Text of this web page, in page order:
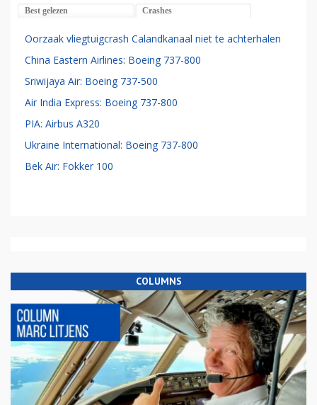
Best gelezen Crashes
Oorzaak vliegtuigcrash Calandkanaal niet te achterhalen
China Eastern Airlines: Boeing 737-800
Sriwijaya Air: Boeing 737-500
Air India Express: Boeing 737-800
PIA: Airbus A320
Ukraine International: Boeing 737-800
Bek Air: Fokker 100
COLUMNS